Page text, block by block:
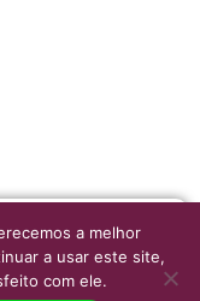
a melhor
a usar este site,
com ele.
advogado online